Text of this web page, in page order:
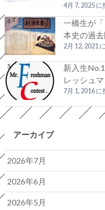
4月 7, 2025
一橋生が
本史の過去
2月 12, 2021
新入生
レッシュ
7月 1, 2016
アーカイブ
2026年7月
2026年6月
2026年5月